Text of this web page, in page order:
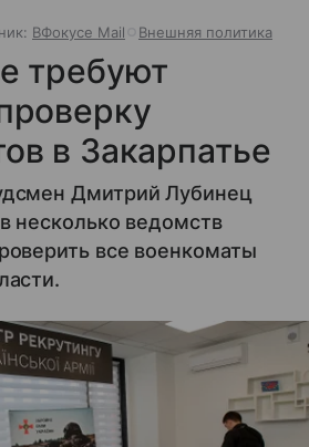
ВФокусе Mail Внешняя политика
требуют
в Закарпатье
Дмитрий Лубинец
несколько ведомств
все военкоматы